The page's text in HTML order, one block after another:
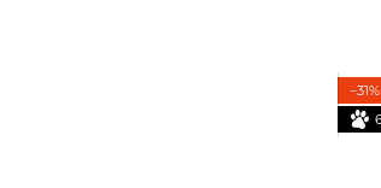
−31%